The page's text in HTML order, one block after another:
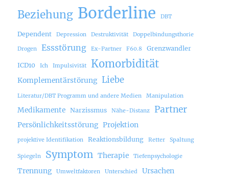
Beziehung Borderline DBT
Dependent Depression Destruktivität Doppelbindungsthorie
Drogen Essstörung Ex-Partner F60.8 Grenzwandler
ICD10 Ich Impulsivität Komorbidität
Komplementärstörung Liebe
Literatur/DBT Programm und andere Medien Manipulation
Medikamente Narzissmus Nähe-Distanz Partner
Persönlichkeitsstörung Projektion
projektive Identifikation Reaktionsbildung Retter Spaltung
Spiegeln Symptom Therapie Tiefenpsychologie
Trennung Umweltfaktoren Unterschied Ursachen